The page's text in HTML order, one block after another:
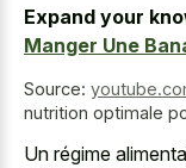
Expand your
Manger Une
Source:
nutrition optimale
Un régime